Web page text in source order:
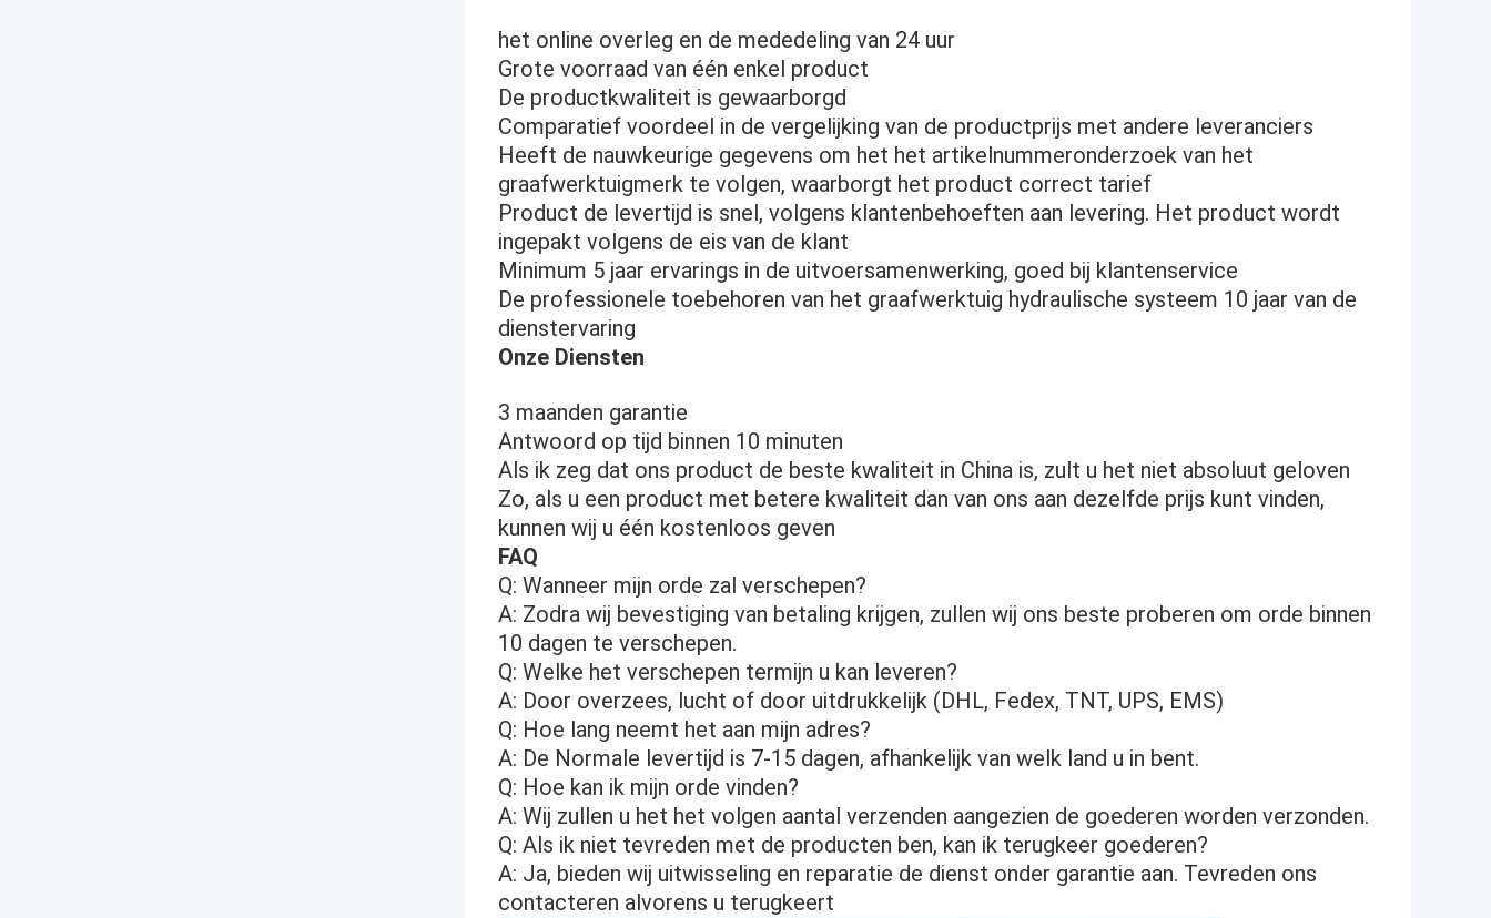
het online overleg en de mededeling van 24 uur
Grote voorraad van één enkel product
De productkwaliteit is gewaarborgd
Comparatief voordeel in de vergelijking van de productprijs met andere leveranciers
Heeft de nauwkeurige gegevens om het het artikelnummeronderzoek van het
graafwerktuigmerk te volgen, waarborgt het product correct tarief
Product de levertijd is snel, volgens klantenbehoeften aan levering. Het product wordt
ingepakt volgens de eis van de klant
Minimum 5 jaar ervarings in de uitvoersamenwerking, goed bij klantenservice
De professionele toebehoren van het graafwerktuig hydraulische systeem 10 jaar van de
dienstervaring
Onze Diensten
3 maanden garantie
Antwoord op tijd binnen 10 minuten
Als ik zeg dat ons product de beste kwaliteit in China is, zult u het niet absoluut geloven
Zo, als u een product met betere kwaliteit dan van ons aan dezelfde prijs kunt vinden,
kunnen wij u één kostenloos geven
FAQ
Q: Wanneer mijn orde zal verschepen?
A: Zodra wij bevestiging van betaling krijgen, zullen wij ons beste proberen om orde binnen
10 dagen te verschepen.
Q: Welke het verschepen termijn u kan leveren?
A: Door overzees, lucht of door uitdrukkelijk (DHL, Fedex, TNT, UPS, EMS)
Q: Hoe lang neemt het aan mijn adres?
A: De Normale levertijd is 7-15 dagen, afhankelijk van welk land u in bent.
Q: Hoe kan ik mijn orde vinden?
A: Wij zullen u het het volgen aantal verzenden aangezien de goederen worden verzonden.
Q: Als ik niet tevreden met de producten ben, kan ik terugkeer goederen?
A: Ja, bieden wij uitwisseling en reparatie de dienst onder garantie aan. Tevreden ons
contacteren alvorens u terugkeert